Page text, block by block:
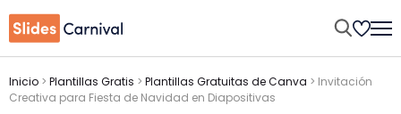
Inicio > Plantillas Gratis > Plantillas Gratuitas de Canva > Invitación
Creativa para Fiesta de Navidad en Diapositivas